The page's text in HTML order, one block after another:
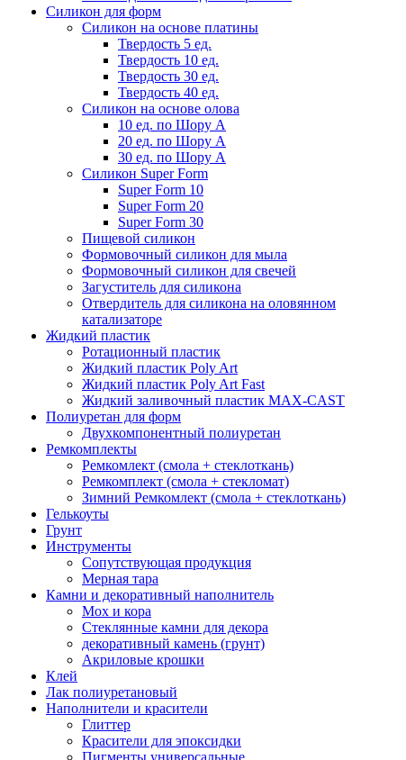
Силикон для форм
Силикон на основе платины
Твердость 5 ед.
Твердость 10 ед.
Твердость 30 ед.
Твердость 40 ед.
Силикон на основе олова
10 ед. по Шору А
20 ед. по Шору А
30 ед. по Шору А
Силикон Super Form
Super Form 10
Super Form 20
Super Form 30
Пищевой силикон
Формовочный силикон для мыла
Формовочный силикон для свечей
Загуститель для силикона
Отвердитель для силикона на оловянном
катализаторе
Жидкий пластик
Ротационный пластик
Жидкий пластик Poly Art
Жидкий пластик Poly Art Fast
Жидкий заливочный пластик MAX-CAST
Полиуретан для форм
Двухкомпонентный полиуретан
Ремкомплекты
Ремкомлект (смола + стеклоткань)
Ремкомплект (смола + стекломат)
Зимний Ремкомлект (смола + стеклоткань)
Гелькоуты
Грунт
Инструменты
Сопутствующая продукция
Мерная тара
Камни и декоративный наполнитель
Мох и кора
Стеклянные камни для декора
декоративный камень (грунт)
Акриловые крошки
Клей
Лак полиуретановый
Наполнители и красители
Глиттер
Красители для эпоксидки
Пигменты универсальные